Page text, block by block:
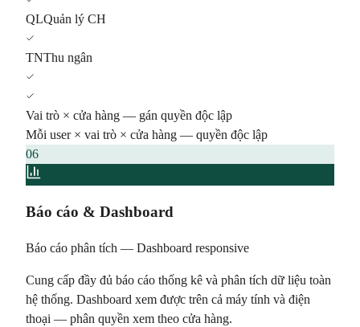
QLQuản lý CH
TNThu ngân
Vai trò × cửa hàng — gán quyền độc lập
Mỗi user × vai trò × cửa hàng — quyền độc lập
06
Báo cáo & Dashboard
Báo cáo phân tích — Dashboard responsive
Cung cấp đầy đủ báo cáo thống kê và phân tích dữ liệu toàn
hệ thống. Dashboard xem được trên cả máy tính và điện
thoại — phân quyền xem theo cửa hàng.